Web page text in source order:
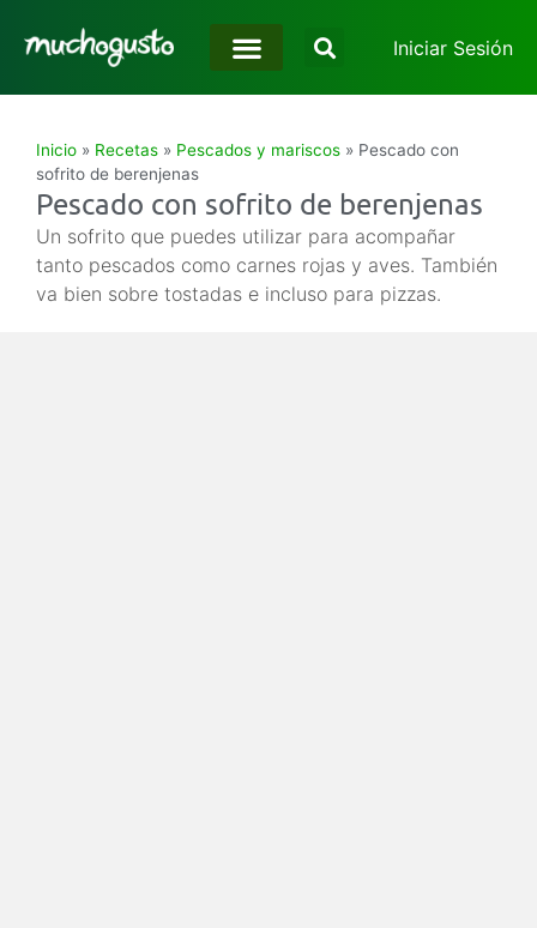
Iniciar Sesión
Inicio » Recetas » Pescados y mariscos » Pescado con
sofrito de berenjenas
Pescado con sofrito de berenjenas
Un sofrito que puedes utilizar para acompañar
tanto pescados como carnes rojas y aves. También
va bien sobre tostadas e incluso para pizzas.